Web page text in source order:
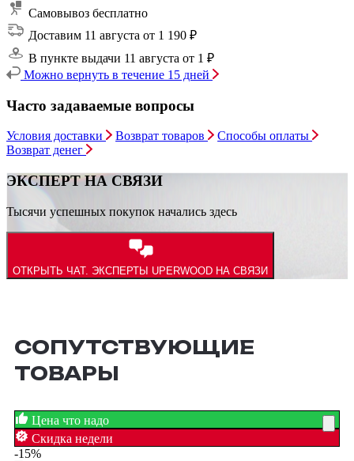
Самовывоз бесплатно
Доставим 11 августа от 1 190 ₽
В пункте выдачи 11 августа от 1 ₽
Можно вернуть в течение 15 дней
Часто задаваемые вопросы
Условия доставки Возврат товаров
Способы оплаты
Возврат денег
ЭКСПЕРТ НА СВЯЗИ
Тысячи успешных покупок начались здесь
ОТКРЫТЬ ЧАТ. ЭКСПЕРТЫ UPERWOOD НА СВЯЗИ
СОПУТСТВУЮЩИЕ
ТОВАРЫ
Цена что надо
Скидка недели
-15%